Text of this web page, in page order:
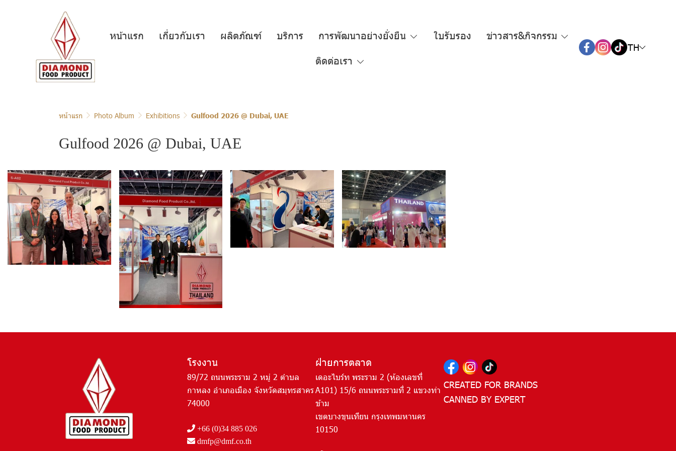
หน้าแรก เกี่ยวกับเรา ผลิตภัณฑ์ บริการ การพัฒนาอย่างยั่งยืน ใบรับรอง
ข่าวสาร&กิจกรรม
ติดต่อเรา
TH
หน้าแรก Photo Album Exhibitions Gulfood 2026 @ Dubai, UAE
Gulfood 2026 @ Dubai, UAE
โรงงาน
89/72 ถนนพระราม 2 หมู่ 2 ตำบล
กาหลง อำเภอเมือง จังหวัดสมุทรสาคร
74000
+66 (0)34 885 026
dmfp@dmf.co.th
ฝ่ายการตลาด
เดอะไบร์ท พระราม 2 (ห้องเลขที่
A101) 15/6 ถนนพระรามที่ 2 แขวงท่า
ข้าม
เขตบางขุนเทียน กรุงเทพมหานคร
10150
CREATED FOR BRANDS
CANNED BY EXPERT